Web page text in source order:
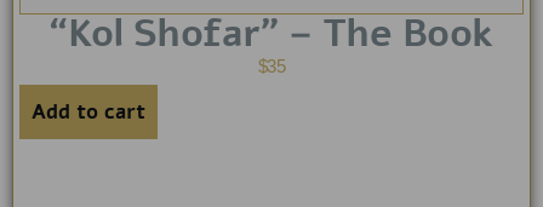
“Kol Shofar” – The Book
$35
Add to cart